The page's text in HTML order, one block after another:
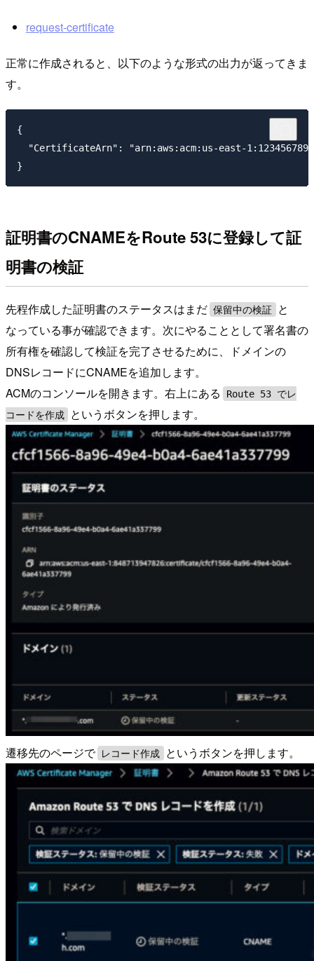
request-certificate
正常に作成されると、以下のような形式の出力が返ってきま
す。
{
"CertificateArn": "arn:aws:acm:us-east-
証明書のCNAMEをRoute 53に登録して証
明書の検証
先程作成した証明書のステータスはまだ 保留中の検証
と
なっている事が確認できます。次にやることとして署名書の
所有権を確認して検証を完了させるために、ドメインの
DNSレコードにCNAMEを追加します。
ACMのコンソールを開きます。右上にある
Route 53 でレ
コードを作成
というボタンを押します。
遷移先のページで レコード作成 というボタンを押します。